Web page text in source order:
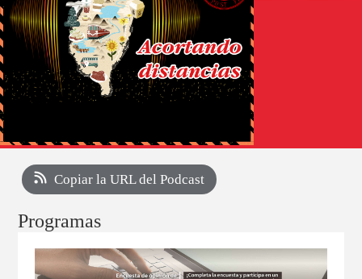
Copiar la URL del Podcast
Programas